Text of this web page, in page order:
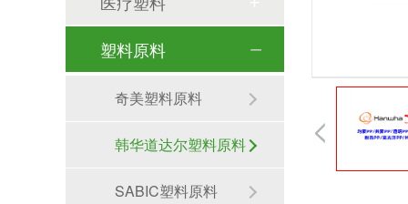
塑料原料
奇美塑料原料
韩华道达尔塑料原料
SABIC塑料原料